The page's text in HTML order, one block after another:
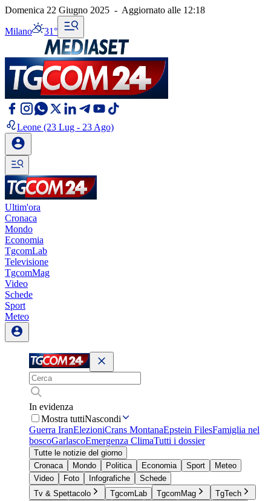
Domenica 22 Giugno 2025 - Aggiornato alle 12:18
Milano 31°
Leone (23 Lug - 23 Ago)
Ultim'ora
Cronaca
Mondo
Economia
TgcomLab
Televisione
TgcomMag
Video
Schede
Sport
Meteo
In evidenza
Mostra tuttiNascondi
Guerra IranElezioniCrans MontanaEpstein FilesFamiglia nel
boscoGarlascoEmergenza ClimaTutti i dossier
Tutte le notizie del giorno
Cronaca
Mondo Politica Economia Sport
Meteo
Video
Foto Infografiche
Schede
Tv & Spettacolo
TgcomLab TgcomMag
TgTech